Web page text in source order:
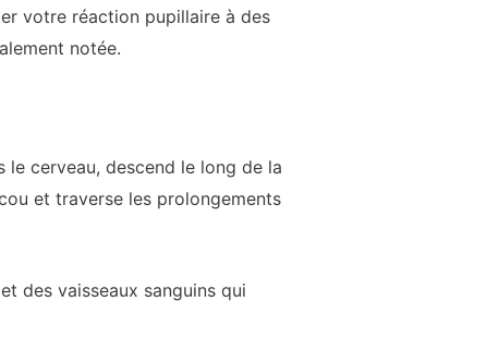
votre réaction pupillaire à des
notée.
cerveau, descend le long de la
et traverse les prolongements
des vaisseaux sanguins qui